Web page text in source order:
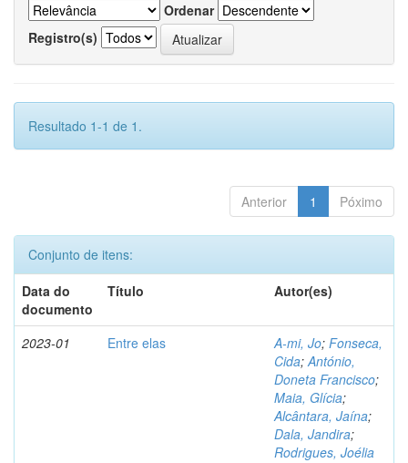
Ordenar
Registro(s)
Resultado 1-1 de 1.
Anterior 1 Póximo
Conjunto de itens:
Data do
documento
Título Autor(es)
2023-01 Entre elas A-mi, Jo; Fonseca,
Cida;António,
Doneta Francisco;
Maia, Glícia;
Alcântara, Jaína;
Dala, Jandira;
Rodrigues, Joélia